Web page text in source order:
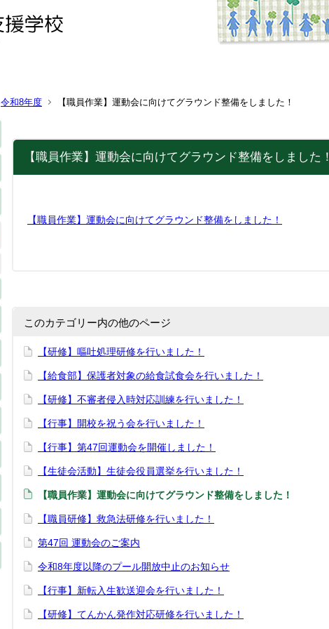
令和8年度 【職員作業】運動会に向けてグラウンド整備をしました！
【職員作業】運動会に向けてグラウンド整備をしました！
【職員作業】運動会に向けてグラウンド整備をしました！
このカテゴリー内の他のページ
【研修】嘔吐処理研修を行いました！
【給食部】保護者対象の給食試食会を行いました！
【研修】不審者侵入時対応訓練を行いました！
【行事】開校を祝う会を行いました！
【行事】第47回運動会を開催しました！
【生徒会活動】生徒会役員選挙を行いました！
【職員作業】運動会に向けてグラウンド整備をしました！
【職員研修】救急法研修を行いました！
第47回 運動会のご案内
令和8年度以降のプール開放中止のお知らせ
【行事】新転入生歓送迎会を行いました！
【研修】てんかん発作対応研修を行いました！